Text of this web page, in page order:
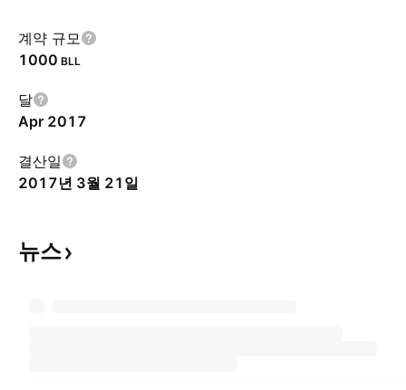
계약 규모
1000 BLL
달
Apr 2017
결산일
2017년 3월 21일
뉴스